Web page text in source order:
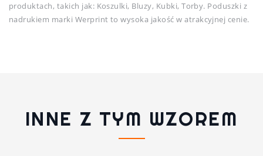
produktach, takich jak: Koszulki, Bluzy, Kubki, Torby. Poduszki z
nadrukiem marki Werprint to wysoka jakość w atrakcyjnej cenie.
INNE Z TYM WZOREM